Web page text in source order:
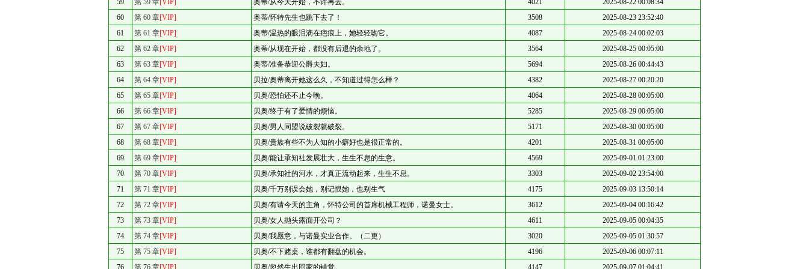
59 第 59 章 [VIP] 奥蒂/从今天开始，不许再去。 4021
2025-08-22 00:08:34
60
第 60 章[VIP] 奥蒂/怀特先生也跳下去了！ 3508
2025-08-23 23:52:40
61
第 61 章[VIP] 奥蒂/温热的眼泪滴在疤痕上，她轻轻吻它。 4087
2025-08-24 00:02:03
62
第 62 章[VIP] 奥蒂/从现在开始，都没有后退的余地了。 3564
2025-08-25 00:05:00
63
第 63 章[VIP] 奥蒂/准备恭迎公爵夫妇。 5694
2025-08-26 00:44:43
64
第 64 章[VIP] 贝拉/奥蒂离开她这么久，不知道过得怎么样？ 4382
2025-08-27 00:20:20
65
第 65 章[VIP] 贝奥/恐怕还不止今晚。 4064
2025-08-28 00:05:00
66
第 66 章[VIP] 贝奥/终于有了爱情的烦恼。 5285
2025-08-29 00:05:00
67
第 67 章[VIP] 贝奥/男人同盟说破裂就破裂。 5171
2025-08-30 00:05:00
68
第 68 章[VIP] 贝奥/贵族有些不为人知的小癖好也是很正常的。 4201
2025-08-31 00:05:00
69
第 69 章[VIP] 贝奥/能让承知社发展壮大，生生不息的生意。 4569
2025-09-01 01:23:00
70
第 70 章[VIP] 贝奥/承知社的河水，才真正流动起来，生生不息。 3303
2025-09-02 23:54:00
71
第 71 章[VIP] 贝奥/千万别误会她，别记恨她，也别生气 4175
2025-09-03 13:50:14
72
第 72 章[VIP] 贝奥/有请今天的主角，怀特公司的首席机械工程师，诺曼女士。 3612
2025-09-04 00:16:42
73
第 73 章[VIP] 贝奥/女人抛头露面开公司？ 4611
2025-09-05 00:04:35
74
第 74 章[VIP] 贝奥/我愿意，与诺曼实业合作。（二更） 3020
2025-09-05 01:30:57
75
第 75 章[VIP] 贝奥/不下赌桌，谁都有翻盘的机会。 4196
2025-09-06 00:07:11
76
第 76 章[VIP] 贝奥/忽然生出回家的错觉。 4147 2025-09-07 01:04:41